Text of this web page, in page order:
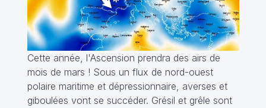
Cette année, l'Ascension prendra des airs de
mois de mars ! Sous un flux de nord-ouest
polaire maritime et dépressionnaire, averses et
giboulées vont se succéder. Grésil et grêle sont